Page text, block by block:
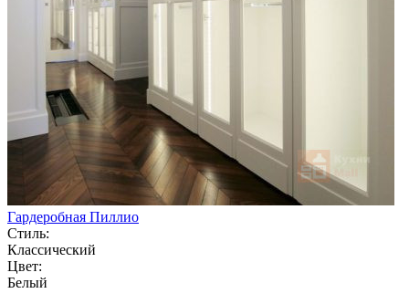
Гардеробная Пиллио
Стиль:
Классический
Цвет:
Белый